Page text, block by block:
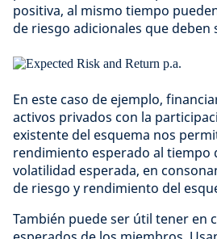
positiva, al mismo tiempo
de riesgo adicionales que deben
En este caso de ejemplo,
activos privados con la
existente del esquema nos
rendimiento esperado al tiempo
volatilidad esperada, en
de riesgo y rendimiento del
También puede ser útil tener en